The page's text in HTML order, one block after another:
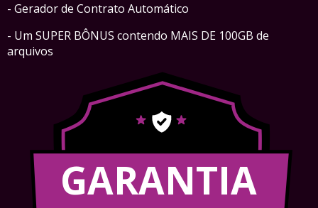
- Gerador de Contrato Automático
- Um SUPER BÔNUS contendo MAIS DE 100GB de
arquivos
GARANTIA